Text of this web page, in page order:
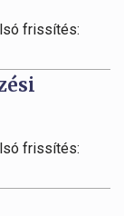
frissítés:
frissítés: